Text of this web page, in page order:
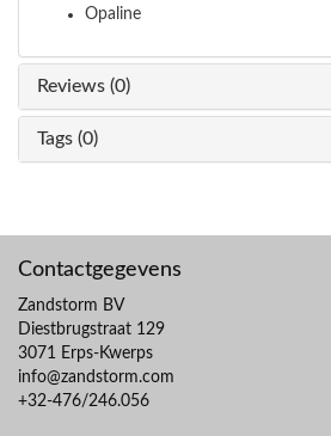
Opaline
Reviews (0)
Tags (0)
Contactgegevens
Zandstorm BV
Diestbrugstraat 129
3071 Erps-Kwerps
info@zandstorm.com
+32-476/246.056